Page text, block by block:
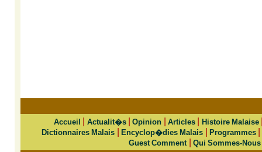
Accueil Actualit�s|Opinion Articles| Histoire Malaise
Dictionnaires Malais |Encyclop�dies Malais |Programmes
Guest Comment Qui Sommes-Nous